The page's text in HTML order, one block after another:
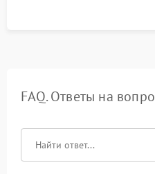
FAQ. Ответы на